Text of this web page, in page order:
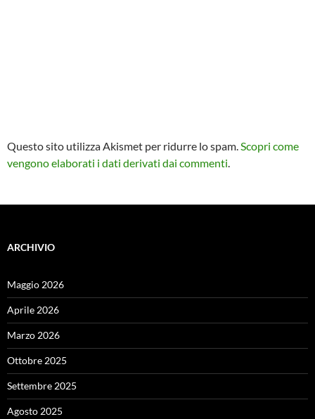
Questo sito utilizza Akismet per ridurre lo spam.Scopri come
vengono elaborati i dati derivati dai commenti.
ARCHIVIO
Maggio 2026
Aprile 2026
Marzo 2026
Ottobre 2025
Settembre 2025
Agosto 2025